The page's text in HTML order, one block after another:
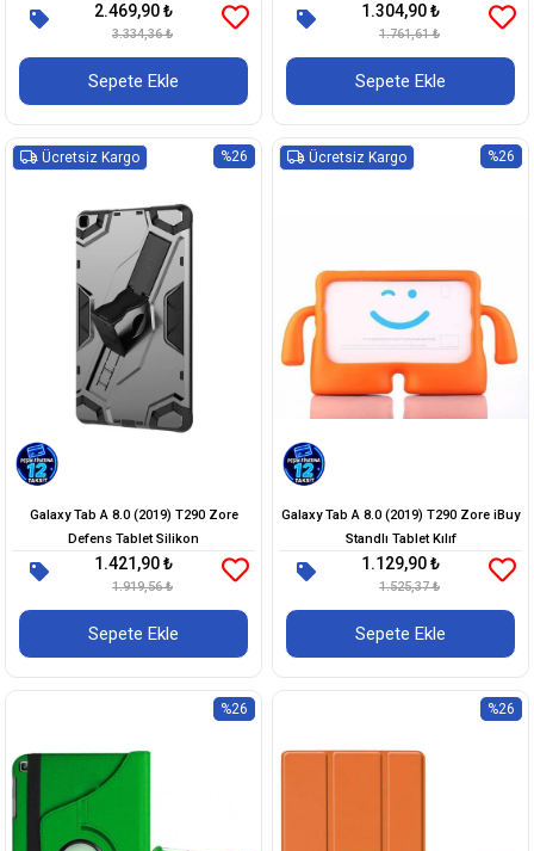
Klavyeli Tablet Kılıfı
2.469,90 ₺
3.334,36 ₺
Sepete Ekle
1.304,90 ₺
1.761,61 ₺
Sepete Ekle
Galaxy Tab A 8.0 (2019) T290 Zore
Defens Tablet Silikon
1.421,90 ₺
1.919,56 ₺
Sepete Ekle
%26
Ücretsiz Kargo
Galaxy Tab A 8.0 (2019) T290 Zore iBuy
Standlı Tablet Kılıf
1.129,90 ₺
1.525,37 ₺
Sepete Ekle
%26
Ücretsiz Kargo
%26 %26